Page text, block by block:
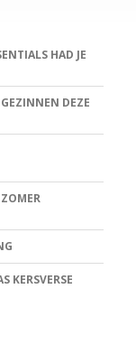
HAD JE
DEZE
KERSVERSE